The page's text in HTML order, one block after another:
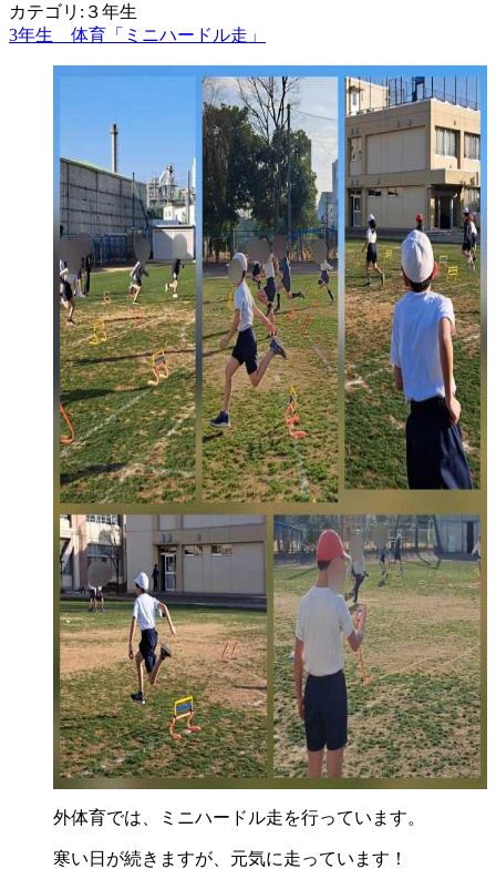
カテゴリ:３年生
3年生 体育「ミニハードル走」
外体育では、ミニハードル走を行っています。
寒い日が続きますが、元気に走っています！